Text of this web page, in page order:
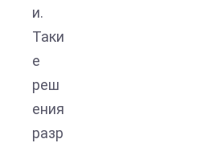
и.
Таки
е
реш
ения
разр